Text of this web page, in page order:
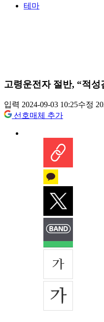
테마
고령운전자 절반, “적
입력 2024-09-03 10:25수정
선호매체 추가